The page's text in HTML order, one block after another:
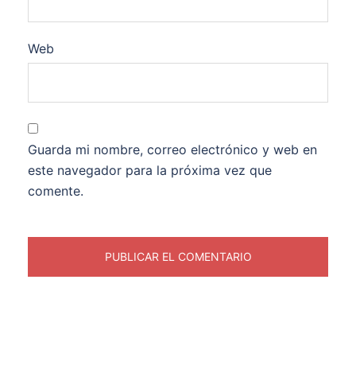
Web
Guarda mi nombre, correo electrónico y web en
este navegador para la próxima vez que
comente.